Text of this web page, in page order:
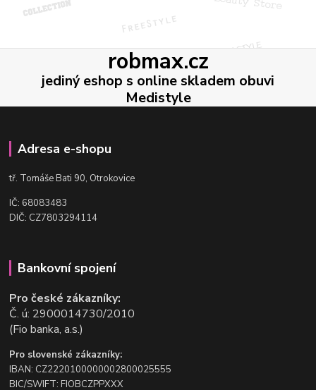
robmax.cz
jediný eshop s online skladem obuvi
Medistyle
Adresa e-shopu
tř. Tomáše Bati 90, Otrokovice
IČ: 68083483
DIČ: CZ7803294114
Bankovní spojení
Pro české zákazníky:
Č. ú: 2900014730/2010
(Fio banka, a.s.)
Pro slovenské zákazníky:
IBAN: CZ2220100000002800025555
BIC/SWIFT: FIOBCZPPXXX